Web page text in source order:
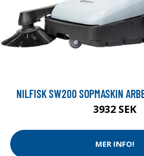
NILFISK SW200 SOPMASKIN
3932 SEK
MER INFO!